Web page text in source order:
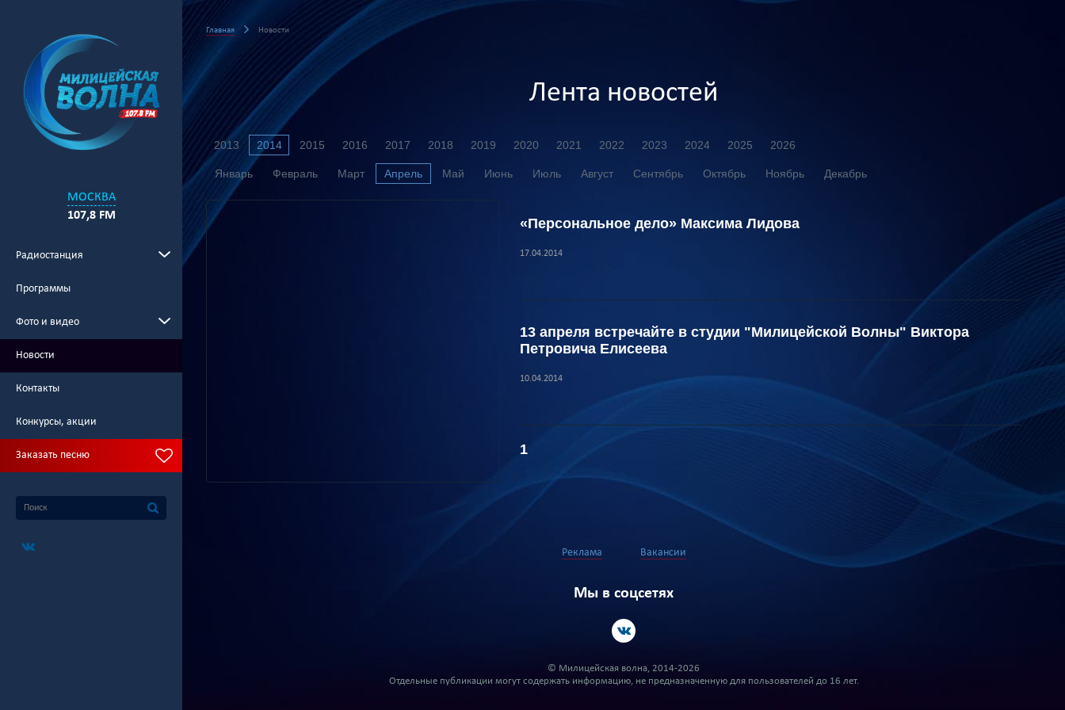
МОСКВА
107,8 FM
Радиостанция
Программы
Фото и видео
Новости
Контакты
Конкурсы, акции
Заказать песню
Главная Новости
Лента новостей
2013 2014 2015 2016 2017 2018 2019 2020 2021 2022 2023 2024 2025 2026
Январь Февраль Март Апрель Май Июнь Июль Август Сентябрь Октябрь Ноябрь Декабрь
«Персональное дело» Максима Лидова
17.04.2014
13 апреля встречайте в студии "Милицейской Волны" Виктора
Петровича Елисеева
10.04.2014
1
Реклама Вакансии
Мы в соцсетях
© Милицейская волна, 2014-2026
Отдельные публикации могут содержать информацию, не предназначенную для пользователей до 16 лет.